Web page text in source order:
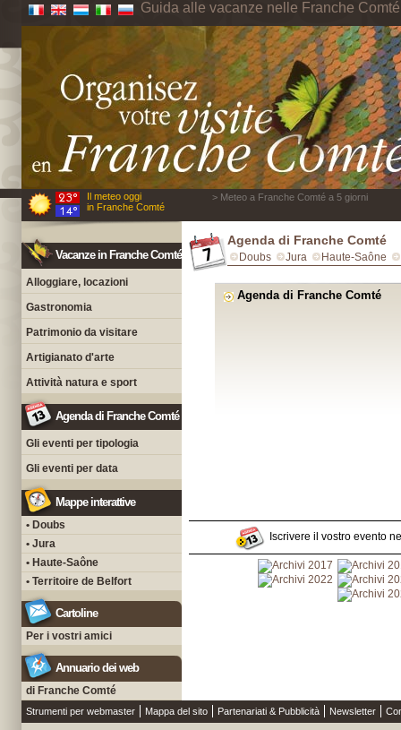
Guida alle vacanze nelle Franche Comté
Il meteo oggi
in Franche Comté
> Meteo a Franche Comté a 5 giorni
Vacanze in Franche Comté
Alloggiare, locazioni
Gastronomia
Patrimonio da visitare
Artigianato d'arte
Attività natura e sport
Agenda di Franche Comté
Gli eventi per tipologia
Gli eventi per data
Mappe interattive
• Doubs
• Jura
• Haute-Saône
• Territoire de Belfort
Cartoline
Per i vostri amici
Annuario dei web
di Franche Comté
Agenda di Franche Comté
Doubs Jura Haute-Saône
Agenda di Franche Comté
Iscrivere il vostro evento
Strumenti per webmaster Mappa del sito Partenariati & Pubblicità Newsletter